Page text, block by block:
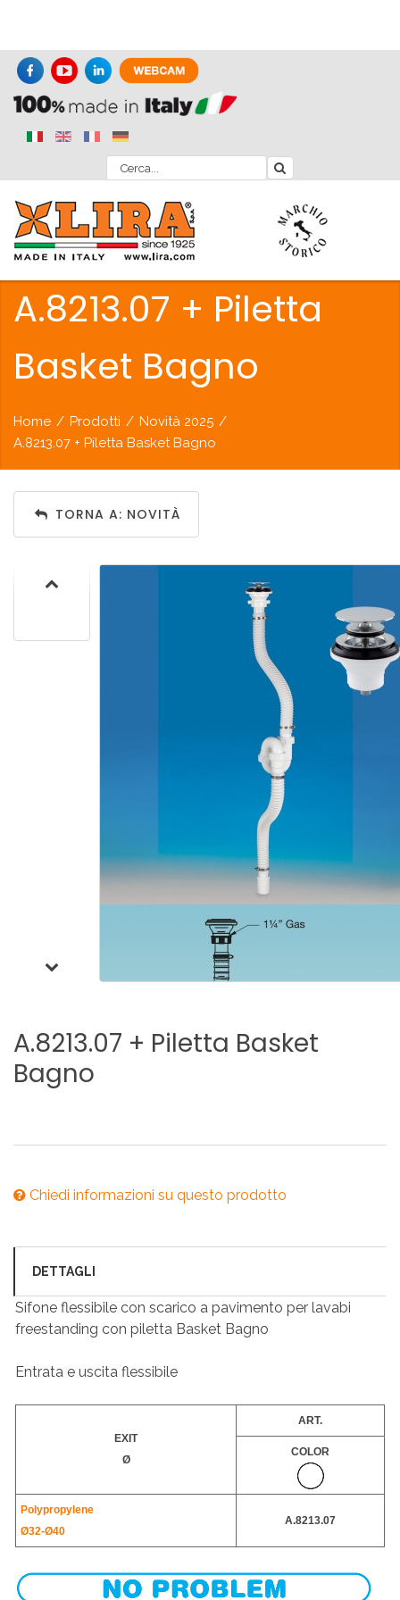
A.8213.07 + Piletta
Basket Bagno
Home / Prodotti / Novità 2025 /
A.8213.07 + Piletta Basket Bagno
TORNA A: NOVITÀ
A.8213.07 + Piletta Basket
Bagno
Chiedi informazioni su questo prodotto
DETTAGLI
Sifone flessibile con scarico a pavimento per lavabi
freestanding con piletta Basket Bagno
Entrata e uscita flessibile
EXIT
Ø
ART.
COLOR
Polypropylene
Ø32-Ø40
A.8213.07